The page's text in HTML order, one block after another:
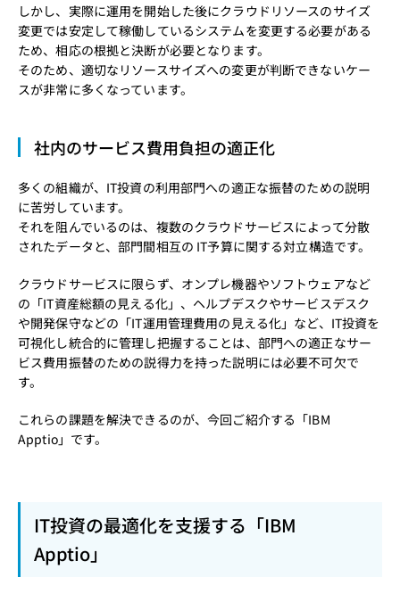
しかし、実際に運用を開始した後にクラウドリソースのサイズ
変更では安定して稼働しているシステムを変更する必要がある
ため、相応の根拠と決断が必要となります。
そのため、適切なリソースサイズへの変更が判断できないケー
スが非常に多くなっています。
社内のサービス費用負担の適正化
多くの組織が、IT投資の利用部門への適正な振替のための説明
に苦労しています。
それを阻んでいるのは、複数のクラウドサービスによって分散
されたデータと、部門間相互の IT予算に関する対立構造です。
クラウドサービスに限らず、オンプレ機器やソフトウェアなど
の「IT資産総額の見える化」、ヘルプデスクやサービスデスク
や開発保守などの「IT運用管理費用の見える化」など、IT投資を
可視化し統合的に管理し把握することは、部門への適正なサー
ビス費用振替のための説得力を持った説明には必要不可欠で
す。
これらの課題を解決できるのが、今回ご紹介する「IBM
Apptio」です。
IT投資の最適化を支援する「IBM
Apptio」